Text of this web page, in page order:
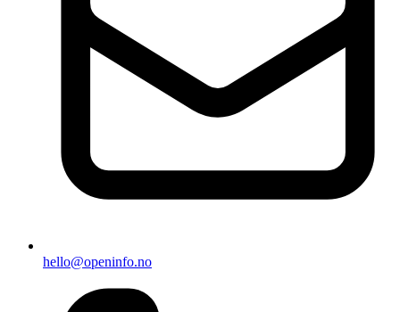
hello@openinfo.no